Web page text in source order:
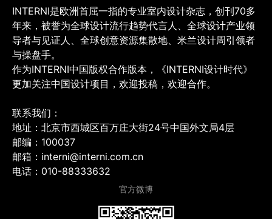
INTERNI是欧洲首屈一指的专业室内设计杂志，创刊70多
年来，被誉为全球设计流行趋势代言人、全球设计产业领
导者与见证人、全球创意资源集散地、米兰设计周引领者
与操盘手。
作为INTERNI中国版权合作版本，《INTERNI设计时代》
更加关注中国设计项目，欢迎投稿，欢迎合作。
联系我们：
地址：北京市西城区百万庄大街24号中国外文局4层
邮编：100037
邮箱：interni@interni.com.cn
电话：010-88333632
官方微博